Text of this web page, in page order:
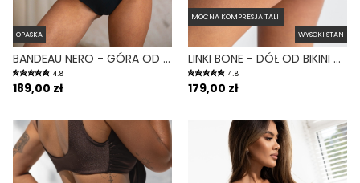
OPASKA
BANDEAU NERO - GÓRA OD BIKINI NA MAŁY BIUST OPASKA CZARNY
4.8
189,00 zł
MOCNA KOMPRESJA TALII
WYSOKI STAN
LINKI BONE - DÓŁ OD BIKINI WYSOKI STAN BRAZYLIANY BIAŁY
4.8
179,00 zł